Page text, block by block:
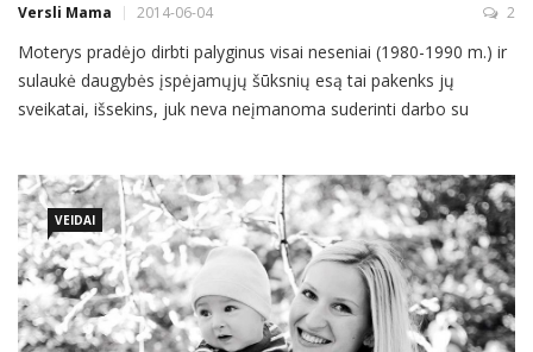
Versli Mama 2014-06-04 2
Moterys pradėjo dirbti palyginus visai neseniai (1980-1990 m.) ir
sulaukė daugybės įspėjamųjų šūksnių esą tai pakenks jų
sveikatai, išsekins, juk neva neįmanoma suderinti darbo su
suderinami. Maža to, naujausi tyrimai rodo, kad moterys,
atliekančios
VEIDAI